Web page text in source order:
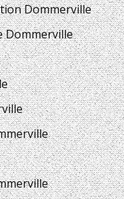
Dommerville
Dommerville